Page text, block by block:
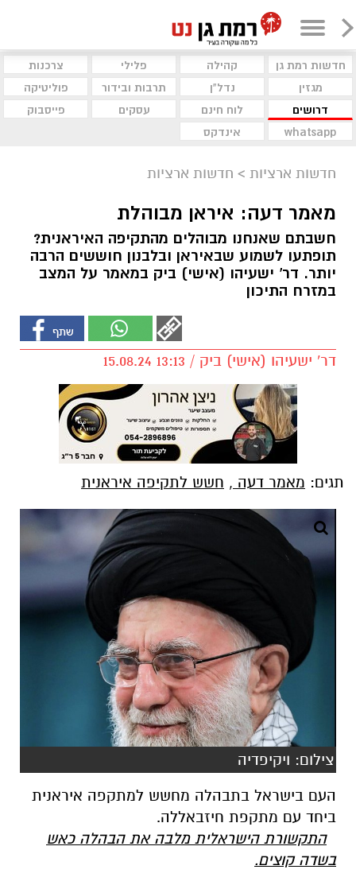
חדשות רמת גן קהילה פלילי
צרכנות
מגזין
נדל"ן תרבות ובידור
פוליטיקה
דרושים
לוח חינם עסקים
פייסבוק
whatsapp
אינדקס
חדשות ארציות > חדשות ארציות
מאמר דעה: איראן מבוהלת
חשבתם שאנחנו מבוהלים מהתקיפה האיראנית?
תופתעו לשמוע שבאיראן ובלבנון חוששים הרבה
יותר. דר' ישעיהו (אישי) ביק במאמר על המצב
במזרח התיכון
דר' ישעיהו (אישי) ביק / 13:13 15.08.24
תגים: מאמר דעה , חשש לתקיפה איראנית
צילום: ויקיפדיה
העם בישראל בתבהלה מחשש למתקפה איראנית
ביחד עם מתקפת חיזבאללה.
התקשורת הישראלית מלבה את הבהלה כאש
בשדה קוצים.